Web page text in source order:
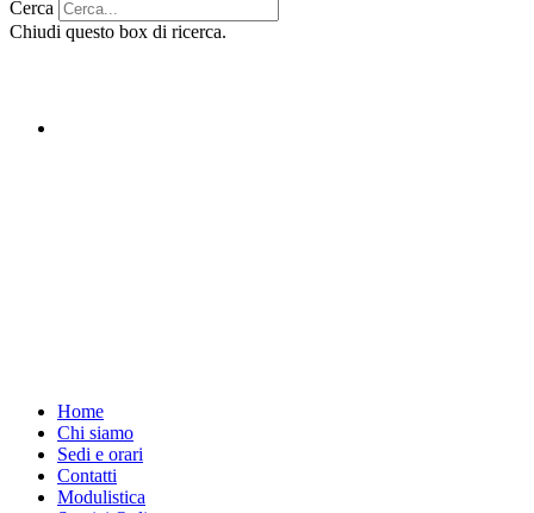
Cerca
Chiudi questo box di ricerca.
Home
Chi siamo
Sedi e orari
Contatti
Modulistica